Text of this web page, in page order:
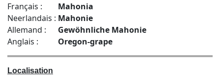
Français :
Mahonia
Neerlandais : Mahonie
Allemand :
Gewöhnliche Mahonie
Anglais :
Oregon-grape
Localisation